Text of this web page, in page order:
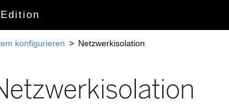
konfigurieren > Netzwerkisolation